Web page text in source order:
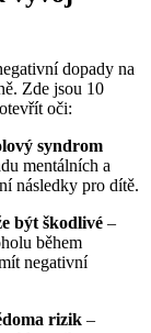
dopady na
Zde jsou 10
oči:
syndrom
mentálních a
následky pro dítě.
být škodlivé –
během
negativní
rizik –